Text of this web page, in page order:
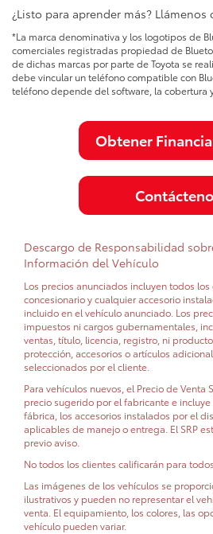
¿Listo para aprender más? Llámenos
*La marca denominativa y los logotipos de
comerciales registradas propiedad de
de dichas marcas por parte de Toyota se
debe vincular un teléfono compatible con
teléfono depende del software, la cobertura
Obtener
Descargo de Responsabilidad
Información del Vehículo
Los precios anunciados incluyen todos
concesionario y cualquier accesorio
incluido en el vehículo anunciado. Los
impuestos ni cargos gubernamentales,
ventas, título, licencia, registro, ni
protección, accesorios o artículos
seleccionados por el cliente.
Para vehículos nuevos, el Precio de Venta
precio sugerido por el fabricante e
fábrica, los accesorios instalados por el
aplicables de manejo o entrega. El SRP
previo aviso.
No todos los clientes calificarán para
Las imágenes de los vehículos se
ilustrativos y pueden no representar el
venta. El equipamiento, los colores, las
vehículo pueden variar.